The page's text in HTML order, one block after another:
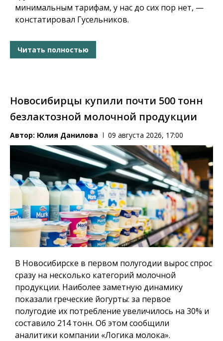
минимальным тарифам, у нас до сих пор нет, —
констатировал Гусельников.
Читать полностью
Новосибирцы купили почти 500 тонн
безлактозной молочной продукции
Автор: Юлия Данилова 09 августа 2026, 17:00
В Новосибирске в первом полугодии вырос спрос
сразу на несколько категорий молочной
продукции. Наиболее заметную динамику
показали греческие йогурты: за первое
полугодие их потребление увеличилось на 30% и
составило 214 тонн. Об этом сообщили
аналитики компании «Логика молока».